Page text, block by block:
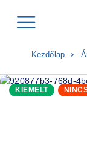
Kezdőlap
KIEMELT